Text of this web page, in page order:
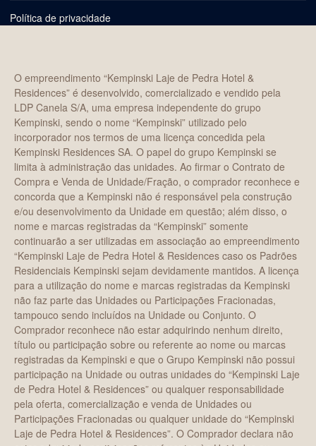
Política de privacidade
O empreendimento “Kempinski Laje de Pedra Hotel &
Residences” é desenvolvido, comercializado e vendido pela
LDP Canela S/A, uma empresa independente do grupo
Kempinski, sendo o nome “Kempinski” utilizado pelo
incorporador nos termos de uma licença concedida pela
Kempinski Residences SA. O papel do grupo Kempinski se
limita à administração das unidades. Ao firmar o Contrato de
Compra e Venda de Unidade/Fração, o comprador reconhece e
concorda que a Kempinski não é responsável pela construção
e/ou desenvolvimento da Unidade em questão; além disso, o
nome e marcas registradas da “Kempinski” somente
continuarão a ser utilizadas em associação ao empreendimento
“Kempinski Laje de Pedra Hotel & Residences caso os Padrões
Residenciais Kempinski sejam devidamente mantidos. A licença
para a utilização do nome e marcas registradas da Kempinski
não faz parte das Unidades ou Participações Fracionadas,
tampouco sendo incluídos na Unidade ou Conjunto. O
Comprador reconhece não estar adquirindo nenhum direito,
título ou participação sobre ou referente ao nome ou marcas
registradas da Kempinski e que o Grupo Kempinski não possui
participação na Unidade ou outras unidades do “Kempinski Laje
de Pedra Hotel & Residences” ou qualquer responsabilidade
pela oferta, comercialização e venda de Unidades ou
Participações Fracionadas ou qualquer unidade do “Kempinski
Laje de Pedra Hotel & Residences”. O Comprador declara não